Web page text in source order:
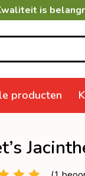
is
producten